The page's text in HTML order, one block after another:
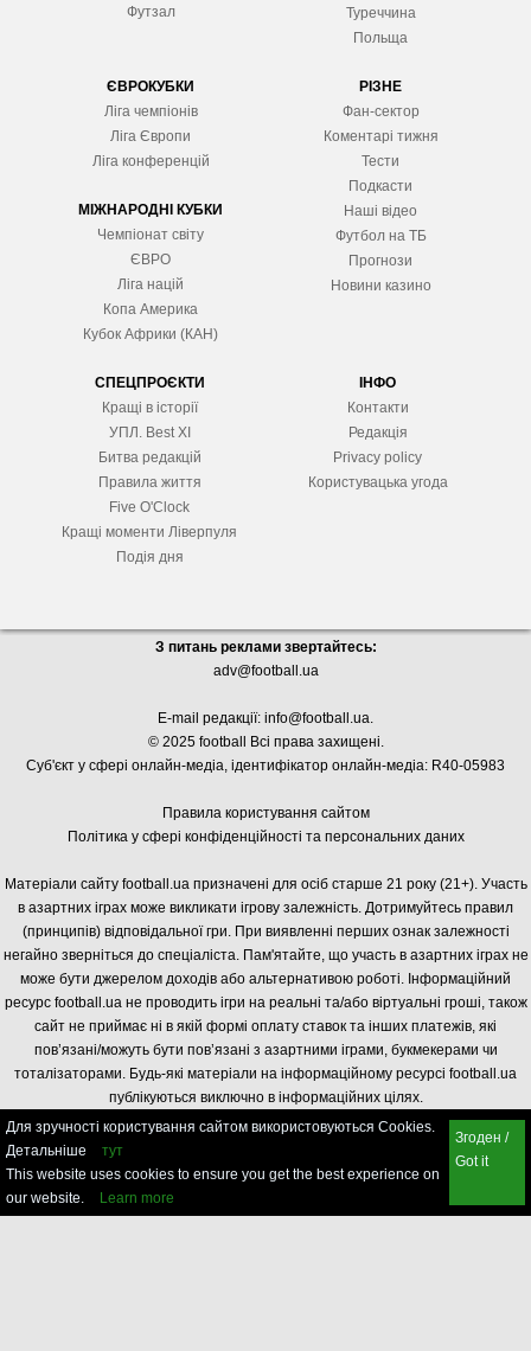
Футзал
Туреччина
Польща
ЄВРОКУБКИ
Ліга чемпіонів
Ліга Європи
Ліга конференцій
МІЖНАРОДНІ КУБКИ
Чемпіонат світу
ЄВРО
Ліга націй
Копа Америка
Кубок Африки (КАН)
РІЗНЕ
Фан-сектор
Коментарі тижня
Тести
Подкасти
Наші відео
Футбол на ТБ
Прогнози
Новини казино
СПЕЦПРОЄКТИ
Кращі в історії
УПЛ. Best XІ
Битва редакцій
Правила життя
Five O'Clock
Кращі моменти Ліверпуля
Подія дня
ІНФО
Контакти
Редакція
Privacy policy
Користувацька угода
З питань реклами звертайтесь:
adv@football.ua
E-mail редакції: info@football.ua.
© 2025 football Всі права захищені.
Суб'єкт у сфері онлайн-медіа, ідентифікатор онлайн-медіа: R40-05983
Правила користування сайтом
Політика у сфері конфіденційності та персональних даних
Матеріали сайту football.ua призначені для осіб старше 21 року (21+). Участь
в азартних іграх може викликати ігрову залежність. Дотримуйтесь правил
(принципів) відповідальної гри. При виявленні перших ознак залежності
негайно зверніться до спеціаліста. Пам'ятайте, що участь в азартних іграх не
може бути джерелом доходів або альтернативою роботі. Інформаційний
ресурс football.ua не проводить ігри на реальні та/або віртуальні гроші, також
сайт не приймає ні в якій формі оплату ставок та інших платежів, які
пов’язані/можуть бути пов’язані з азартними іграми, букмекерами чи
тоталізаторами. Будь-які матеріали на інформаційному ресурсі football.ua
публікуються виключно в інформаційних цілях.
Для зручності користування сайтом використовуються Cookies.
Детальніше
тут
This website uses cookies to ensure you get the best experience on
our website.
Learn more
Згоден /
Got it